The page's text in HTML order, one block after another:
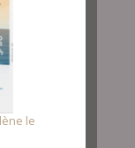
le